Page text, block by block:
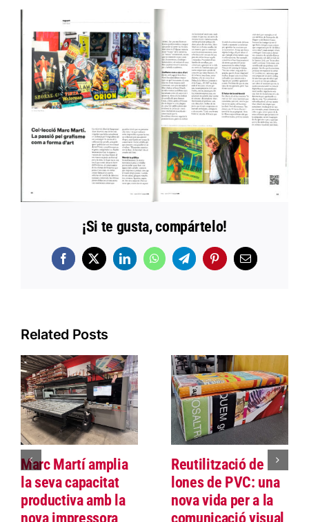
¡Si te gusta, compártelo!
Facebook
X LinkedInWhatsAppTelegramPinterestEmail
Related Posts
Marc Martí amplia
la seva capacitat
productiva amb la
nova impressora
Reutilització de
lones de PVC: una
nova vida per a la
comunicació visual